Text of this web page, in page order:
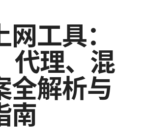
工具：
代理、混
全解析与
南